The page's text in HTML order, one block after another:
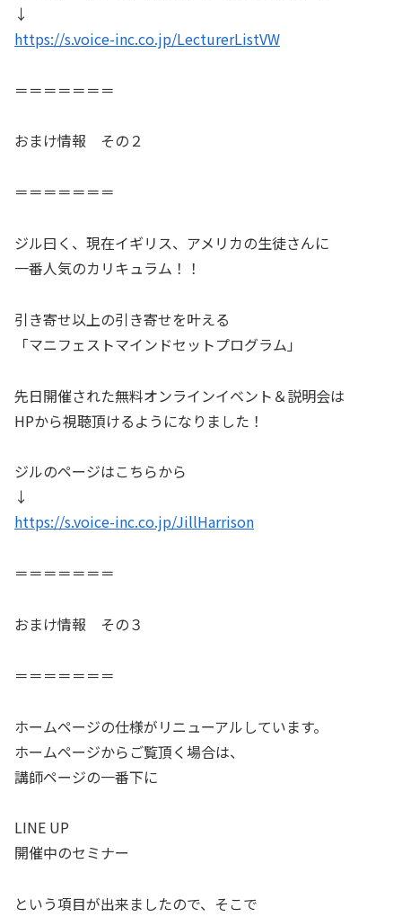
↓
https://s.voice-inc.co.jp/LecturerListVW
＝＝＝＝＝＝＝
おまけ情報 その２
＝＝＝＝＝＝＝
ジル曰く、現在イギリス、アメリカの生徒さんに
一番人気のカリキュラム！！
引き寄せ以上の引き寄せを叶える
「マニフェストマインドセットプログラム」
先日開催された無料オンラインイベント＆説明会は
HPから視聴頂けるようになりました！
ジルのページはこちらから
↓
https://s.voice-inc.co.jp/JillHarrison
＝＝＝＝＝＝＝
おまけ情報 その３
＝＝＝＝＝＝＝
ホームページの仕様がリニューアルしています。
ホームページからご覧頂く場合は、
講師ページの一番下に
LINE UP
開催中のセミナー
という項目が出来ましたので、そこで